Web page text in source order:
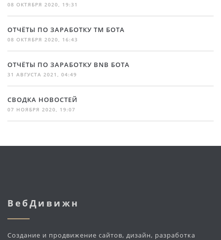
08 ОКТЯБРЯ 2020, 19:31
ОТЧЁТЫ ПО ЗАРАБОТКУ TM БОТА
08 ОКТЯБРЯ 2020, 16:43
ОТЧЁТЫ ПО ЗАРАБОТКУ BNB БОТА
31 АВГУСТА 2021, 04:49
СВОДКА НОВОСТЕЙ
07 НОЯБРЯ 2020, 19:07
ВебДивижн
Создание и продвижение сайтов, дизайн, разработка